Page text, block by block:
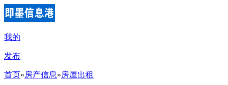
我的
发布
首页»房产信息»房屋出租